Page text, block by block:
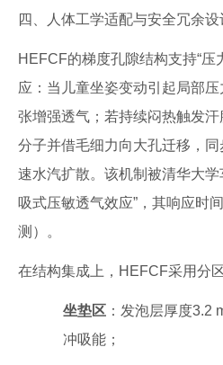
四、人体工学适配与安全冗余设
HEFCF的梯度孔隙结构支持“压
应：当儿童坐姿变动引起局部
张增强透气；若持续闷热触发
分子并借毛细力向大孔迁移，
速水汽扩散。该机制被清华大
吸式压敏透气效应”，其响应时
测）。
在结构集成上，HEFCF采用分
坐垫区 ：发泡层厚度3.2
冲吸能；